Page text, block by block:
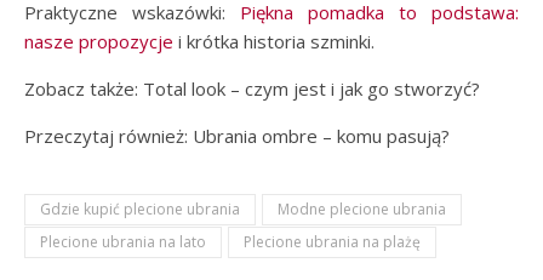
Praktyczne wskazówki: Piękna pomadka to podstawa:
nasze propozycje i krótka historia szminki.
Zobacz także: Total look – czym jest i jak go stworzyć?
Przeczytaj również: Ubrania ombre – komu pasują?
Gdzie kupić plecione ubrania
Modne plecione ubrania
Plecione ubrania na lato
Plecione ubrania na plażę